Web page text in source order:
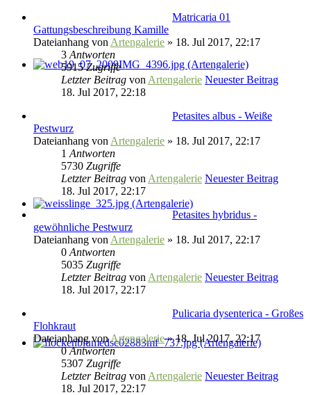
Matricaria 01
Gattungsbeschreibung Kamille
Dateianhang von Artengalerie » 18. Jul 2017, 22:17
3 Antworten
5915Zugriffe
Letzter Beitrag von Artengalerie Neuester Beitrag
18. Jul 2017, 22:18
Petasites albus - Weiße
Pestwurz
Dateianhang von Artengalerie » 18. Jul 2017, 22:17
1 Antworten
5730 Zugriffe
Letzter Beitrag von Artengalerie Neuester Beitrag
18. Jul 2017, 22:17
Petasites hybridus -
gewöhnliche Pestwurz
Dateianhang von Artengalerie » 18. Jul 2017, 22:17
0 Antworten
5035 Zugriffe
Letzter Beitrag von Artengalerie Neuester Beitrag
18. Jul 2017, 22:17
Pulicaria dysenterica - Großes
Flohkraut
DateianhangvonArtengalerie» 18. Jul 2017, 22:17
0Antworten
5307 Zugriffe
Letzter Beitrag von Artengalerie Neuester Beitrag
18. Jul 2017, 22:17